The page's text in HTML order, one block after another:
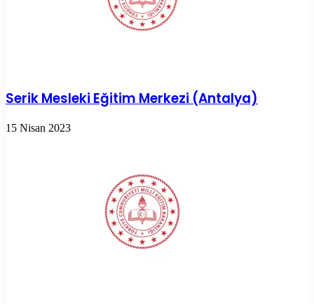
Serik Mesleki Eğitim Merkezi (Antalya)
15 Nisan 2023